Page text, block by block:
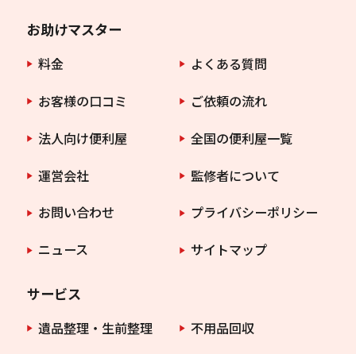
お助けマスター
料金
よくある質問
お客様の口コミ
ご依頼の流れ
法人向け便利屋
全国の便利屋一覧
運営会社
監修者について
お問い合わせ
プライバシーポリシー
ニュース
サイトマップ
サービス
遺品整理・生前整理
不用品回収